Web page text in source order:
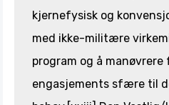
kjernefysisk og
med ikke-militære
program og å manøvrere
engasjements sfære til